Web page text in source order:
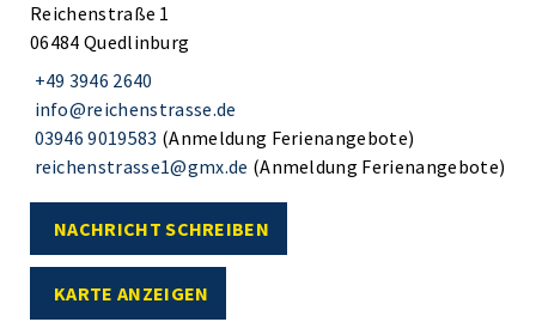
Reichenstraße 1
06484 Quedlinburg
+49 3946 2640
info@reichenstrasse.de
03946 9019583 (Anmeldung Ferienangebote)
reichenstrasse1@gmx.de (Anmeldung Ferienangebote)
NACHRICHT SCHREIBEN
KARTE ANZEIGEN